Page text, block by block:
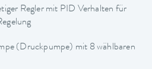
Regler mit PID Verhalten für
(Druckpumpe) mit 8 wählbaren